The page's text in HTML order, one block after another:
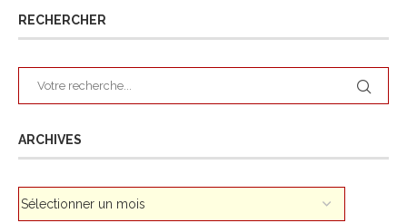
RECHERCHER
ARCHIVES